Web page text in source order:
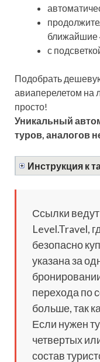
ближайшие
с
Подобрать
авиаперелетом на
просто!
Уникальный
туров, аналогов
Инструкция к
Ссылки
Level.Travel,
безопасно
указана за
перехода по
больше, так
Если нужен
четвертых
состав